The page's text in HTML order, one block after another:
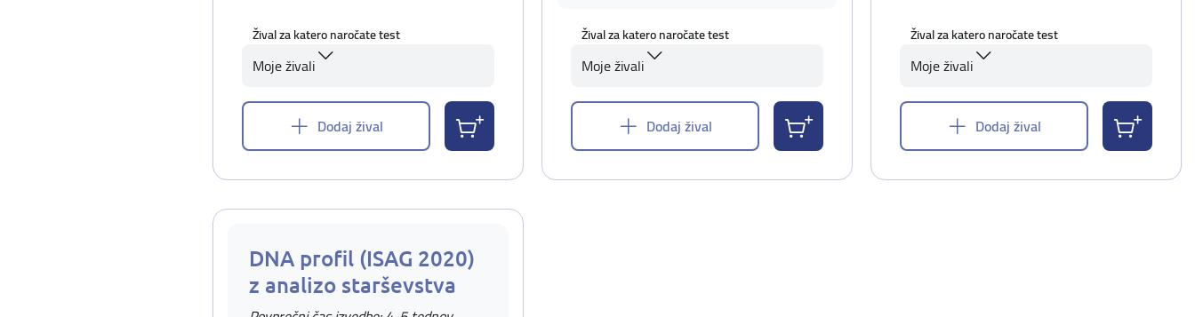
Žival za katero naročate test
Moje živali
Dodaj žival
Žival za katero naročate test
Moje živali
Dodaj žival
Žival za katero naročate test
Moje živali
Dodaj žival
DNA profil (ISAG 2020)
z analizo starševstva